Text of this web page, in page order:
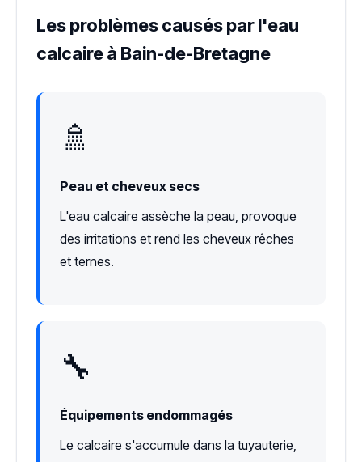
Les problèmes causés par l'eau
calcaire à Bain-de-Bretagne
🚿
Peau et cheveux secs
L'eau calcaire assèche la peau, provoque
des irritations et rend les cheveux rêches
et ternes.
🔧
Équipements endommagés
Le calcaire s'accumule dans la tuyauterie,